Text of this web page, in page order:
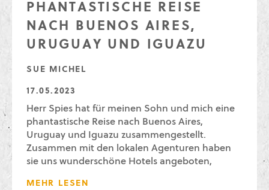
PHANTASTISCHE REISE
NACH BUENOS AIRES,
URUGUAY UND IGUAZU
SUE MICHEL
17.05.2023
Herr Spies hat für meinen Sohn und mich eine
phantastische Reise nach Buenos Aires,
Uruguay und Iguazu zusammengestellt.
Zusammen mit den lokalen Agenturen haben
sie uns wunderschöne Hotels angeboten,
MEHR LESEN